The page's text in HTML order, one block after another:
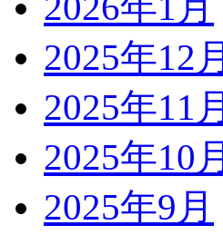
2025年12月
2025年11月
2025年10月
2025年9月